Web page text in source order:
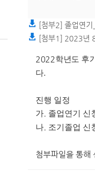
[첨부2] 졸업연
[첨부1] 2023년
2022학년도 후기
다.
진행 일정
가. 졸업연기 신
나. 조기졸업 신
첨부파일을 통해